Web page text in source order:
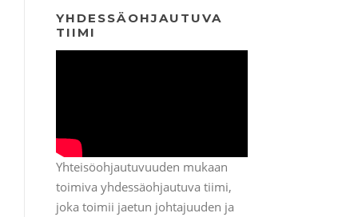
YHDESSÄOHJAUTUVA
TIIMI
Yhteisöohjautuvuuden mukaan
toimiva yhdessäohjautuva tiimi,
joka toimii jaetun johtajuuden ja